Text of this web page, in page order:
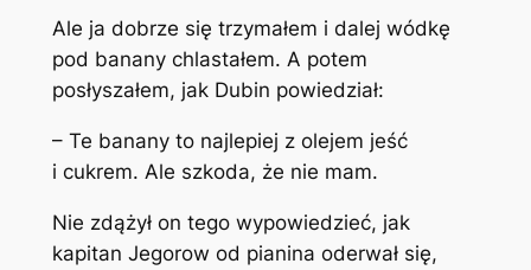
Ale ja dobrze się trzymałem i dalej wódkę
pod banany chlastałem. A potem
posłyszałem, jak Dubin powiedział:
– Te banany to najlepiej z olejem jeść
i cukrem. Ale szkoda, że nie mam.
Nie zdążył on tego wypowiedzieć, jak
kapitan Jegorow od pianina oderwał się,